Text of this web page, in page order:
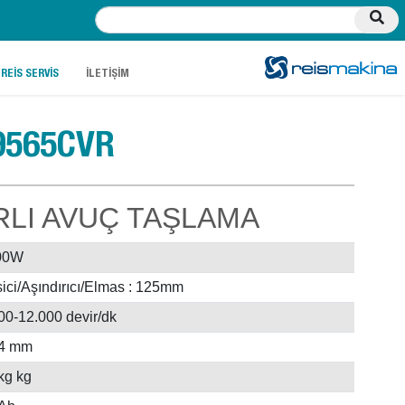
REİS SERVİS İLETİŞİM
AVUÇ TAŞLAMA
Aşındırıcı/Elmas : 125mm
12.000 devir/dk
mm
kg